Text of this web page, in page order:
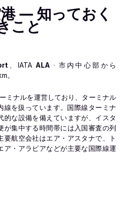
― 知っておく
こと
、IATA ALA · 市内中心部から
。
ミナルを運営しており、ターミナル
線を扱っています。国際線ターミナ
的な設備を備えていますが、イスタ
が集中する時間帯には入国審査の列
航空会社はエア・アスタナで、ト
ア・アラビアなどが主要な国際線運